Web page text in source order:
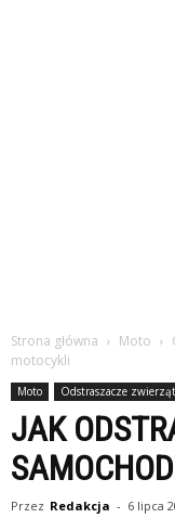
Strona główna Moto
motocykli
Moto Odstraszacze
JAK
Przez Redakcja - 6 lipca